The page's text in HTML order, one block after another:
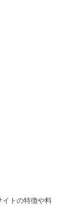
イトの特徴や料